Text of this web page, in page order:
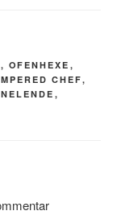
, OFENHEXE ,
CHEF,
,